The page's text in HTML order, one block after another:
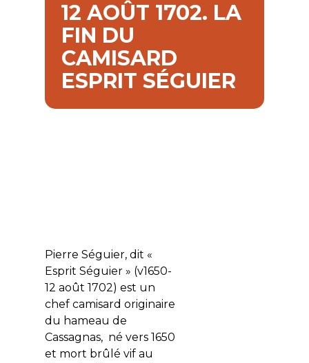
12 AOÛT 1702. LA
FIN DU
CAMISARD
ESPRIT SÉGUIER
Pierre Séguier, dit «
Esprit Séguier » (v1650-
12 août 1702) est un
chef camisard originaire
du hameau de
Cassagnas, né vers 1650
et mort brûlé vif au